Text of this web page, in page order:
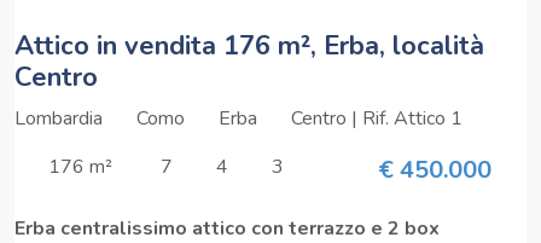
Attico in vendita 176 m², Erba, località
Centro
Lombardia Como Erba
Centro | Rif. Attico 1
176 m²
7 4 3 € 450.000
Erba centralissimo attico con terrazzo e 2 box